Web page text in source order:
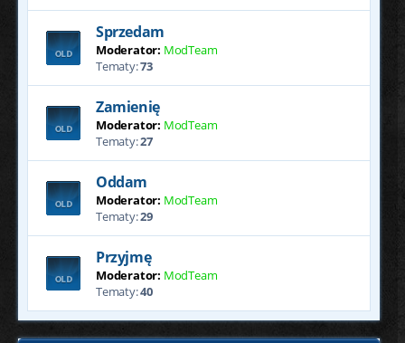
Sprzedam
Moderator: ModTeam
Tematy:73
Zamienię
Moderator: ModTeam
Tematy:27
Oddam
Moderator: ModTeam
Tematy:29
Przyjmę
Moderator: ModTeam
Tematy:40